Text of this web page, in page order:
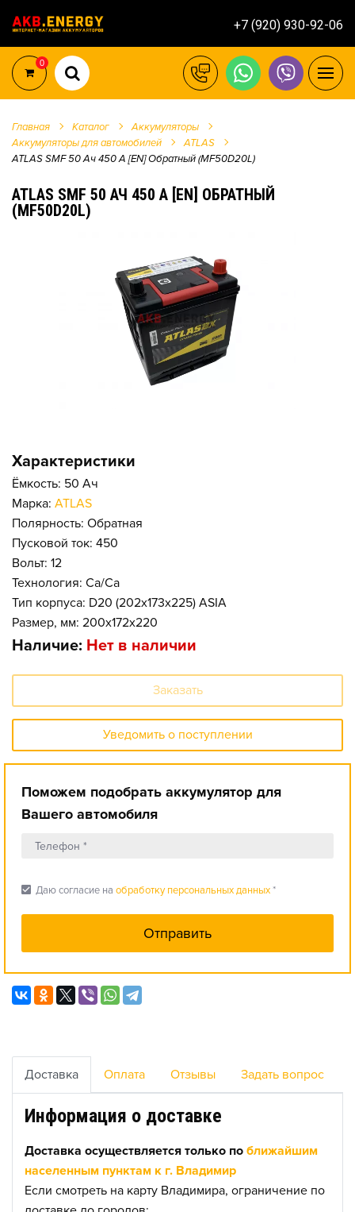
+7 (920) 930-92-06
0
Главная Каталог
Аккумуляторы
Аккумуляторы для автомобилей
ATLAS
ATLAS SMF 50 Ач 450 А [EN] Обратный (MF50D20L)
ATLAS SMF 50 АЧ 450 А [EN] ОБРАТНЫЙ
(MF50D20L)
Характеристики
Ёмкость: 50 Ач
Марка: ATLAS
Полярность: Обратная
Пусковой ток: 450
Вольт: 12
Технология: Ca/Ca
Тип корпуса: D20 (202x173x225) ASIA
Размер, мм: 200x172x220
Наличие: Нет в наличии
Заказать
Уведомить о поступлении
Поможем подобрать аккумулятор для
Вашего автомобиля
check_box Даю согласие на обработку персональных данных*
Доставка Оплата Отзывы Задать вопрос
Информация о доставке
Доставка осуществляется только по ближайшим
населенным пунктам к г. Владимир
Если смотреть на карту Владимира, ограничение по